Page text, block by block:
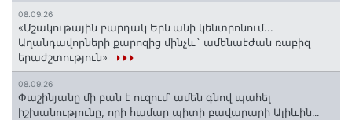
08.09.26
«Մշակութային բարդակ Երևանի կենտրոնում...
Աղանդավորների քարոզից մինչև` ամենաէժան ռաբիզ
երաժշտություն»
08.09.26
Փաշինյանը մի բան է ուզում՝ ամեն գնով պահել
իշխանությունը, որի համար պիտի բավարարի Ալիևին․․․